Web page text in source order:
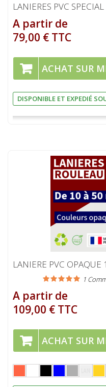
LANIERES PVC
A partir de
79,00 € TTC
ACHAT SUR
DISPONIBLE ET EXPEDIÉ
LANIERE PVC
1
A partir de
109,00 € TTC
ACHAT SUR